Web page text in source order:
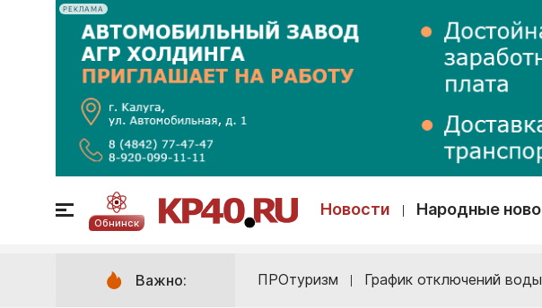
РЕКЛАМА
Обнинск
Новости Народные
Важно: ПРОтуризм График отключений воды